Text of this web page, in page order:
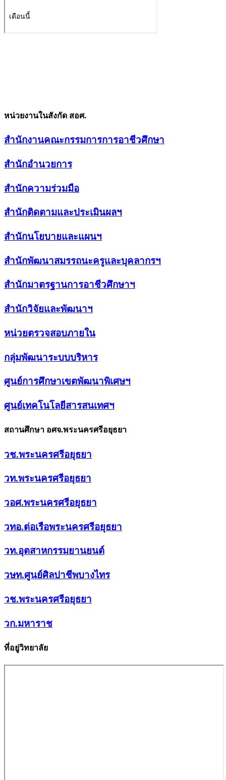
หน่วยงานในสังกัด สอศ.
สำนักงานคณะกรรมการการอาชีวศึกษา
สำนักอำนวยการ
สำนักความร่วมมือ
สำนักติดตามและประเมินผลฯ
สำนักนโยบายและแผนฯ
สำนักพัฒนาสมรรถนะครูและบุคลากรฯ
สำนักมาตรฐานการอาชีวศึกษาฯ
สำนักวิจัยและพัฒนาฯ
หน่วยตรวจสอบภายใน
กลุ่มพัฒนาระบบบริหาร
ศูนย์การศึกษาเขตพัฒนาพิเศษฯ
ศูนย์เทคโนโลยีสารสนเทศฯ
สถานศึกษา อศจ.พระนครศรีอยุธยา
วช.พระนครศรีอยุธยา
วท.พระนครศรีอยุธยา
วอศ.พระนครศรีอยุธยา
วทอ.ต่อเรือพระนครศรีอยุธยา
วท.อุตสาหกรรมยานยนต์
วษท.ศูนย์ศิลปาชีพบางไทร
วช.พระนครศรีอยุธยา
วก.มหาราช
ที่อยู่วิทยาลัย